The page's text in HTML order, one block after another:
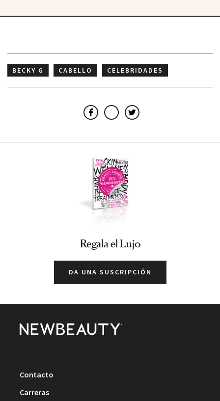
BECKY G CABELLO
CELEBRIDADES
PEINADOS
Facebook
EmailTwitter
Regala el Lujo
DA UNA SUSCRIPCIÓN
Contacto
Carreras